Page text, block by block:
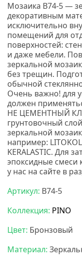
Мозаика B74-5 —з
декоративным
исключительно
помещений для
поверхностей:
и даже мебели.
зеркальной
без трещин.
обычной
Очень важно! для
должен
НЕ ЦЕМЕНТНЫЙ
грунтовочный
зеркальной
например: LITOKOL
KERALASTIC. Для
эпоксидные смеси
у нас на сайте в
Артикул: B74-5
Коллекция: PINO
Цвет: Бронзовый
Материал: